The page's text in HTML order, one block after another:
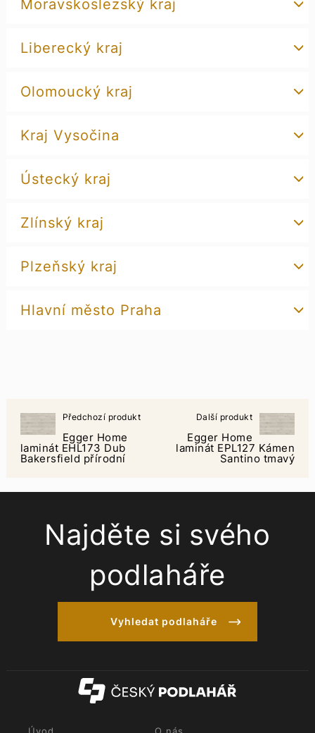
Moravskoslezský kraj
Liberecký kraj
Olomoucký kraj
Kraj Vysočina
Ústecký kraj
Zlínský kraj
Plzeňský kraj
Hlavní město Praha
Předchozí produkt
Egger Home
laminát EHL173 Dub
Bakersfield přírodní
Další produkt
Egger Home
laminát EPL127 Kámen
Santino tmavý
Najděte si svého
podlaháře
Vyhledat podlaháře